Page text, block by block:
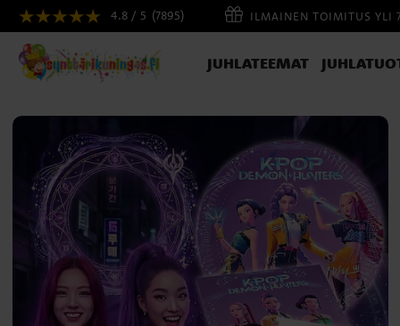
4.8 / 5 (7895) ILMAINEN TOIMITUS YLI
JUHLATEEMAT